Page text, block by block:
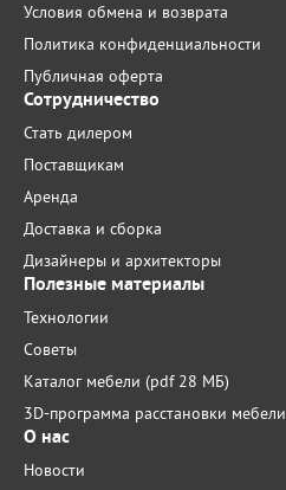
Условия обмена и возврата
Политика конфиденциальности
Публичная оферта
Сотрудничество
Стать дилером
Поставщикам
Аренда
Доставка и сборка
Дизайнеры и архитекторы
Полезные материалы
Технологии
Советы
Каталог мебели (pdf 28 МБ)
3D-программа расстановки мебели
О нас
Новости